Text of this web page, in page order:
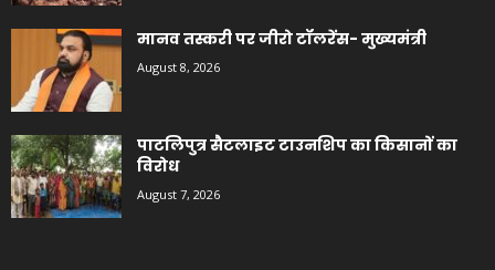
मानव तस्करी पर जीरो टॉलरेंस- मुख्यमंत्री
August 8, 2026
पाटलिपुत्र सैटलाइट टाउनशिप का किसानों का
विरोध
August 7, 2026